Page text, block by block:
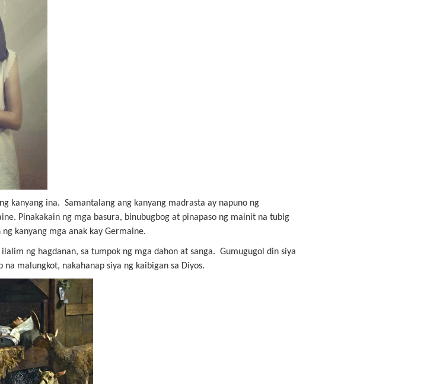
kanyang ina. Samantalang ang kanyang madrasta ay napuno ng
Pinakakain ng mga basura, binubugbog at pinapaso ng mainit na tubig
kanyang mga anak kay Germaine.
ng hagdanan, sa tumpok ng mga dahon at sanga. Gumugugol din siya
malungkot, nakahanap siya ng kaibigan sa Diyos.